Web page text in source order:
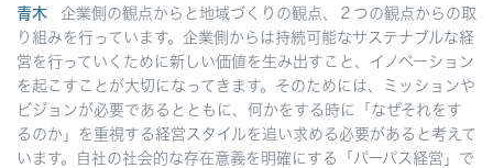
青木
企業側の観点からと地域づくりの観点、２つの観点からの取
り組みを行っています。企業側からは持続可能なサステナブルな経
営を行っていくために新しい価値を生み出すこと、イノベーション
を起こすことが大切になってきます。そのためには、ミッションや
ビジョンが必要であるとともに、何かをする時に「なぜそれをす
るのか」を重視する経営スタイルを追い求める必要があると考えて
います。自社の社会的な存在意義を明確にする「パーパス経営」で